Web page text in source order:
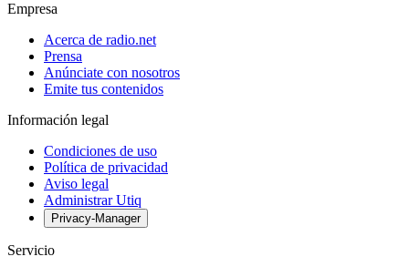
Empresa
Acerca de radio.net
Prensa
Anúnciate con nosotros
Emite tus contenidos
Información legal
Condiciones de uso
Política de privacidad
Aviso legal
Administrar Utiq
Privacy-Manager
Servicio